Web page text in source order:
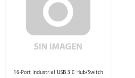
16-Port Industrial USB 3.0 Hub/Switch